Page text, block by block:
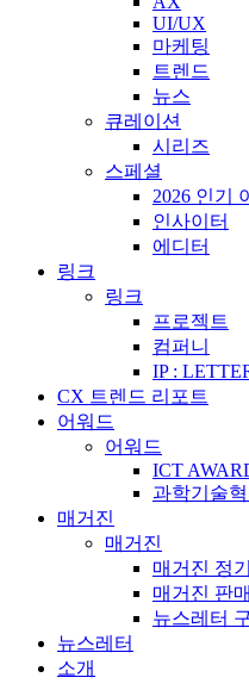
UI/UX
마케팅
트렌드
뉴스
큐레이션
시리즈
스페셜
2026 인기
인사이터
에디터
링크
링크
프로젝트
컴퍼니
IP :
CX 트렌드 리포트
어워드
어워드
ICT
과학기술
매거진
매거진
매거진 정
매거진 판
뉴스레터
뉴스레터
소개